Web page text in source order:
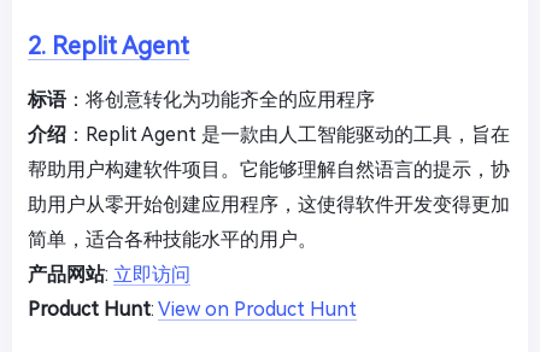
2. Replit Agent
标语：将创意转化为功能齐全的应用程序
介绍 ：Replit Agent 是一款由人工智能驱动的工具，旨在
帮助用户构建软件项目。它能够理解自然语言的提示，协
助用户从零开始创建应用程序，这使得软件开发变得更加
简单，适合各种技能水平的用户。
产品网站: 立即访问
Product Hunt: View on Product Hunt